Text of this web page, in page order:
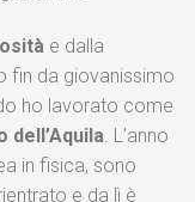
e dalla
fin da giovanissimo
ho lavorato come
. L’anno
in fisica, sono
e da lì è